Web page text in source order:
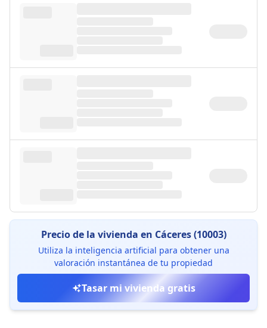
Precio de la vivienda en Cáceres (10003)
Utiliza la inteligencia artificial para obtener una
valoración instantánea de tu propiedad
Tasar mi vivienda gratis